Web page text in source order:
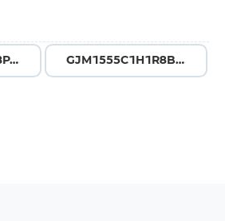
← C0402C104K8PAC7411 GJM1555C1H1R8BB01D →